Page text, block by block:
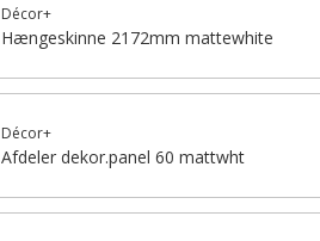
Décor+
Hængeskinne 2172mm mattewhite
Décor+
Afdeler dekor.panel 60 mattwht